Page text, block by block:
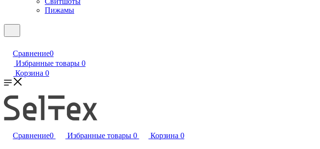
Пижамы
Сравнение0
Избранные товары 0
Корзина 0
Сравнение0 Избранные товары 0 Корзина 0